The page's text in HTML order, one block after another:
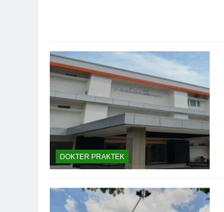
DOKTER PRAKTEK